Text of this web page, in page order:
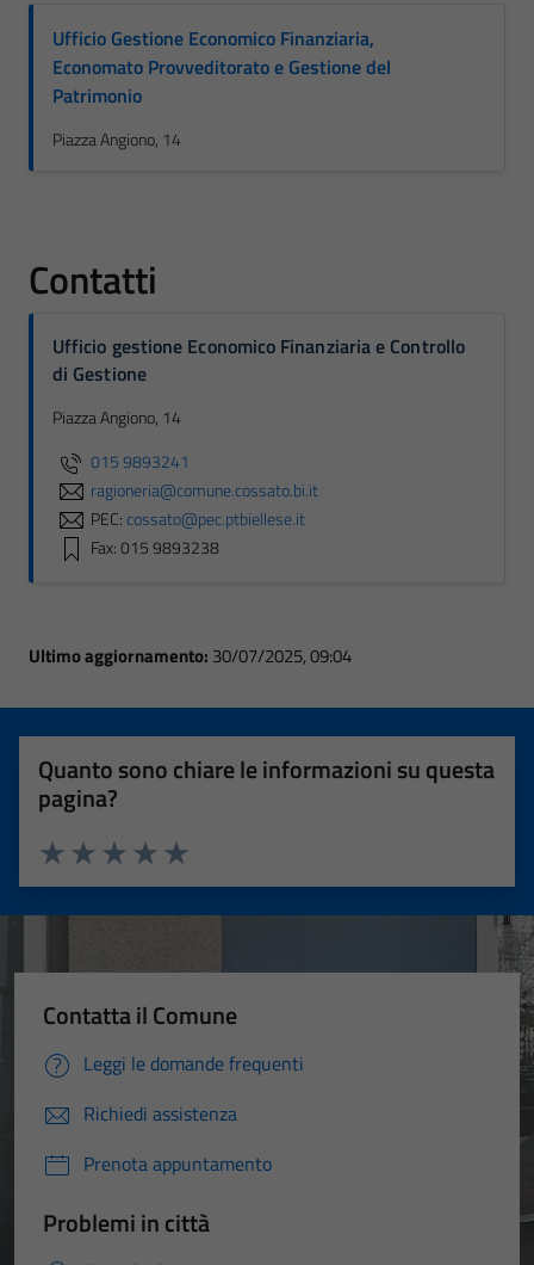
Ufficio Gestione Economico Finanziaria,
Economato Provveditorato e Gestione del
Patrimonio
Piazza Angiono, 14
Contatti
Ufficio gestione Economico Finanziaria e Controllo
di Gestione
Piazza Angiono, 14
015 9893241
ragioneria@comune.cossato.bi.it
PEC:cossato@pec.ptbiellese.it
Fax: 015 9893238
Ultimo aggiornamento: 30/07/2025, 09:04
Quanto sono chiare le informazioni su questa
pagina?
Valuta 5 stelle su 5
Valuta 4 stelle su 5
Valuta 3 stelle su 5
Valuta 2 stelle su 5
Valuta 1 stelle su 5
Contatta il Comune
Leggi le domande frequenti
Richiedi assistenza
Prenota appuntamento
Problemi in città